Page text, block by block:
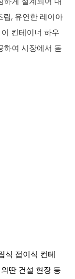
립, 유연한 레이아
컨테이너 하우
하여 시장에서 돋
식 접이식 컨테
딴 건설 현장 등